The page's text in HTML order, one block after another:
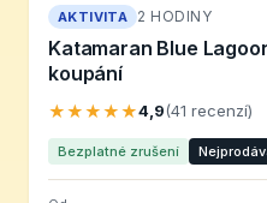
AKTIVITA 2 HODINY
Katamaran Blue
koupání
★★★★★4,9(41 recenzí)
Bezplatné zrušení